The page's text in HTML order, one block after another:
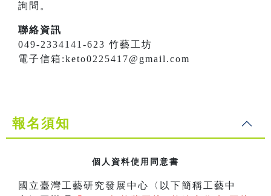
詢問。
聯絡資訊
049-2334141-623 竹藝工坊
電子信箱:keto0225417@gmail.com
報名須知
個人資料使用同意書
國立臺灣工藝研究發展中心〈以下簡稱工藝中